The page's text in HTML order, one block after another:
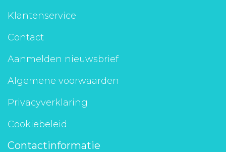
Klantenservice
Contact
Aanmelden nieuwsbrief
Algemene voorwaarden
Privacyverklaring
Cookiebeleid
Contactinformatie